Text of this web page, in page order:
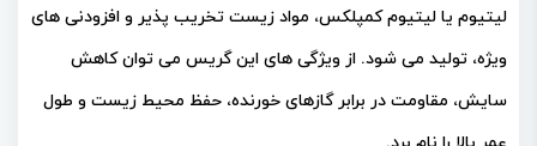
لیتیوم یا لیتیوم کمپلکس، مواد زیست تخریب پذیر و افزودنی های
ویژه، تولید می شود. از ویژگی های این گریس می توان کاهش
سایش، مقاومت در برابر گازهای خورنده، حفظ محیط زیست و طول